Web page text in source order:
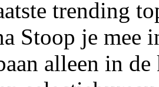
trending
Stoop je mee
alleen in